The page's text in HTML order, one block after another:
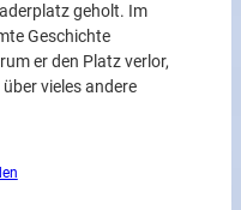
geholt. Im
Geschichte
er den Platz verlor,
vieles andere